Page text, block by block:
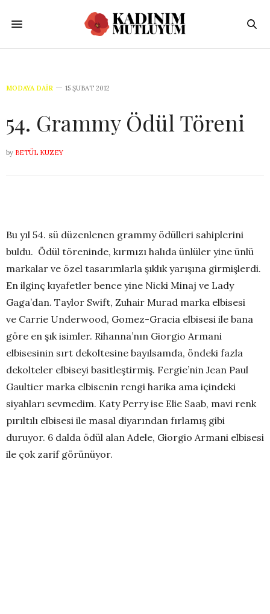
MODAYA DAIR 15 ŞUBAT 2012
54. Grammy Ödül Töreni
by BETÜL KUZEY
Bu yıl 54. sü düzenlenen grammy ödülleri sahiplerini
buldu. Ödül töreninde, kırmızı halıda ünlüler yine ünlü
markalar ve özel tasarımlarla şıklık yarışına girmişlerdi.
En ilginç kıyafetler bence yine Nicki Minaj ve Lady
Gaga’dan. Taylor Swift, Zuhair Murad marka elbisesi
ve Carrie Underwood, Gomez-Gracia elbisesi ile bana
göre en şık isimler. Rihanna’nın Giorgio Armani
elbisesinin sırt dekoltesine bayılsamda, öndeki fazla
dekolteler elbiseyi basitleştirmiş. Fergie’nin Jean Paul
Gaultier marka elbisenin rengi harika ama içindeki
siyahları sevmedim. Katy Perry ise Elie Saab, mavi renk
pırıltılı elbisesi ile masal diyarından fırlamış gibi
duruyor. 6 dalda ödül alan Adele, Giorgio Armani elbisesi
ile çok zarif görünüyor.